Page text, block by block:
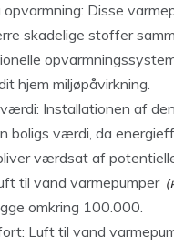
opvarmning: Disse
skadelige stoffer
hjem miljøpåvirkning.
Installationen af
boligs værdi, da
værdsat af
til vand varmepumper
omkring 100.000.
Luft til vand